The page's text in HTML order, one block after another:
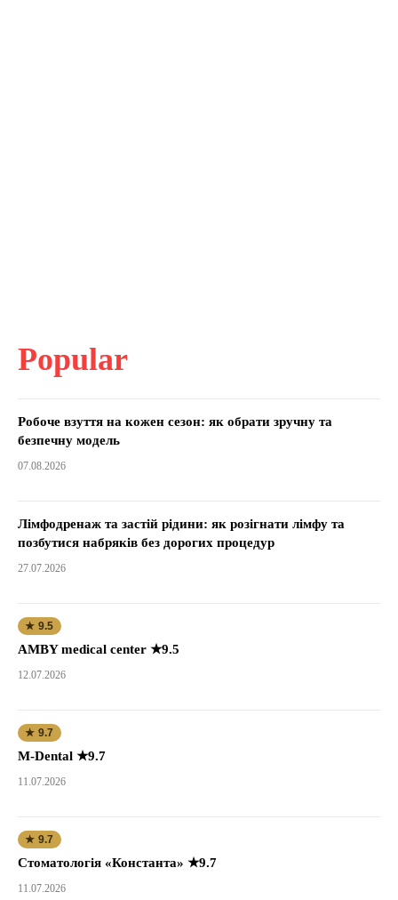
Popular
Робоче взуття на кожен сезон: як обрати зручну та
безпечну модель
07.08.2026
Лімфодренаж та застій рідини: як розігнати лімфу та
позбутися набряків без дорогих процедур
27.07.2026
★ 9.5
AMBY medical center ★9.5
12.07.2026
★ 9.7
M-Dental ★9.7
11.07.2026
★ 9.7
Стоматологія «Константа» ★9.7
11.07.2026